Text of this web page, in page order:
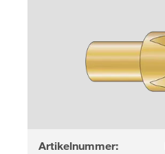
Artikelnummer: